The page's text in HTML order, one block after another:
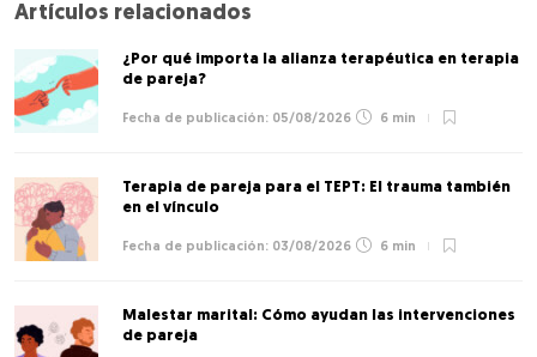
Artículos relacionados
¿Por qué importa la alianza terapéutica en terapia
de pareja?
05/08/2026 6 min
Terapia de pareja para el TEPT: El trauma también
en el vínculo
03/08/2026 6 min
Malestar marital: Cómo ayudan las intervenciones
de pareja